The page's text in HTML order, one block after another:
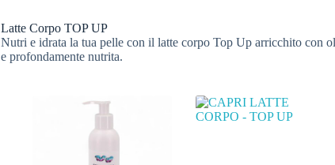
Latte Corpo TOP UP
Nutri e idrata la tua pelle con il latte corpo Top Up arricchito con
e profondamente nutrita.